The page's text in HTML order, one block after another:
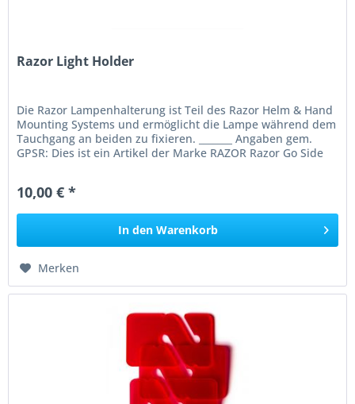
Razor Light Holder
Die Razor Lampenhalterung ist Teil des Razor Helm & Hand
Mounting Systems und ermöglicht die Lampe während dem
Tauchgang an beiden zu fixieren. _______ Angaben gem.
GPSR: Dies ist ein Artikel der Marke RAZOR Razor Go Side
10,00 € *
In den Warenkorb
Merken